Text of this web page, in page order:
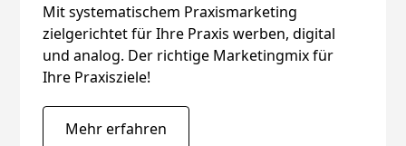
Mit systematischem Praxismarketing
zielgerichtet für Ihre Praxis werben, digital
und analog. Der richtige Marketingmix für
Ihre Praxisziele!
Mehr erfahren